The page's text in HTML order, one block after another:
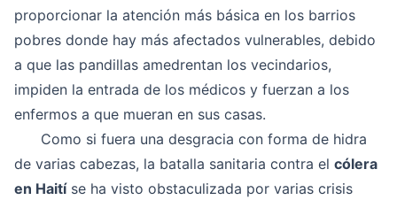
proporcionar la atención más básica en los barrios
pobres donde hay más afectados vulnerables, debido
a que las pandillas amedrentan los vecindarios,
impiden la entrada de los médicos y fuerzan a los
enfermos a que mueran en sus casas.
Como si fuera una desgracia con forma de hidra
de varias cabezas, la batalla sanitaria contra el cólera
en Haitíse ha visto obstaculizada por varias crisis